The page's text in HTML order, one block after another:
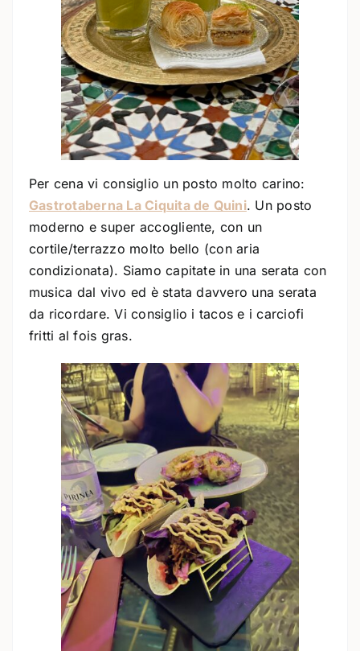
Per cena vi consiglio un posto molto carino:
Gastrotaberna La Ciquita de Quini. Un posto
moderno e super accogliente, con un
cortile/terrazzo molto bello (con aria
condizionata). Siamo capitate in una serata con
musica dal vivo ed è stata davvero una serata
da ricordare. Vi consiglio i tacos e i carciofi
fritti al fois gras.